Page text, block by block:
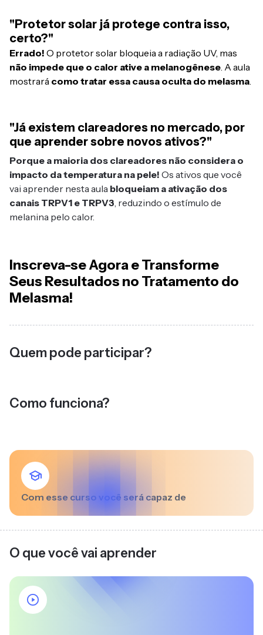
"Protetor solar já protege contra isso,
certo?"
Errado! O protetor solar bloqueia a radiação UV, mas
não impede que o calor ative a melanogênese . A aula
mostrará como tratar essa causa oculta do melasma
"Já existem clareadores no mercado, por
que aprender sobre novos ativos?"
Porque a maioria dos clareadores não considera o
impacto da temperatura na pele! Os ativos que você
vai aprender nesta aula bloqueiam a ativação dos
canais TRPV1 e TRPV3 , reduzindo o estímulo de
melanina pelo calor.
Inscreva-se Agora e Transforme
Seus Resultados no Tratamento do
Melasma!
Quem pode participar?
Como funciona?
Com esse curso você será capaz de
O que você vai aprender